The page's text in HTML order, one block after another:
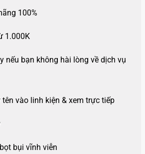
100%
1.000K
nếu bạn không hài lòng về dịch vụ
vào linh kiện & xem trực tiếp
bụi vĩnh viễn